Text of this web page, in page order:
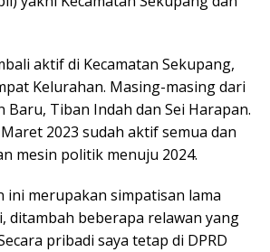
aktif di Kecamatan Sekupang,
Kelurahan. Masing-masing dari
Baru, Tiban Indah dan Sei Harapan.
2023 sudah aktif semua dan
mesin politik menuju 2024.
ini merupakan simpatisan lama
ditambah beberapa relawan yang
pribadi saya tetap di DPRD